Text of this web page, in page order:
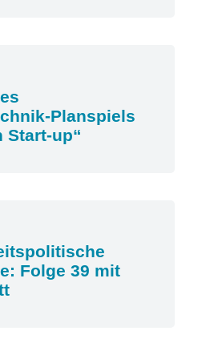
Planspiels
Start-up“
Folge 39 mit